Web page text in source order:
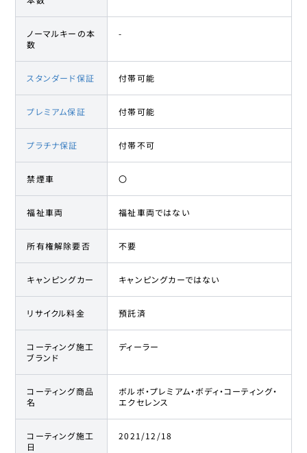
ノーマルキーの本
数
-
スタンダード保証 付帯可能
プレミアム保証 付帯可能
プラチナ保証 付帯不可
禁煙車 〇
福祉車両 福祉車両ではない
所有権解除要否 不要
キャンピングカー キャンピングカーではない
リサイクル料金 預託済
コーティング施工
ブランド
ディーラー
コーティング商品
名
ボルボ・プレミアム・ボディ・コーティング・
エクセレンス
コーティング施工
日
2021/12/18